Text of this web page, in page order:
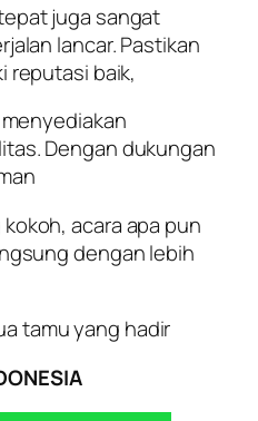
juga sangat
lancar. Pastikan
reputasi baik,
Dengan dukungan
acara apa pun
dengan lebih
tamu yang hadir